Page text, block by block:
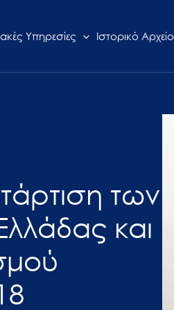
Υπηρεσίες Ιστορικό Αρχείο
των
και